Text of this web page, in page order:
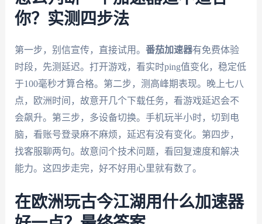
你？实测四步法
第一步，别信宣传，直接试用。 番茄加速器有免费体验
时段，先测延迟。打开游戏，看实时ping值变化，稳定低
于100毫秒才算合格。第二步，测高峰期表现。晚上七八
点，欧洲时间，故意开几个下载任务，看游戏延迟会不
会飙升。第三步，多设备切换。手机玩半小时，切到电
脑，看账号登录麻不麻烦，延迟有没有变化。第四步，
找客服聊两句。故意问个技术问题，看回复速度和解决
能力。这四步走完，好不好用心里就有数了。
在欧洲玩古今江湖用什么加速器